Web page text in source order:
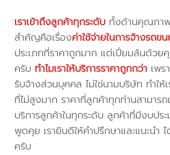
เราเข้าถึงลูกค้าทุกระดับ ทั้งด้านคุณภาพ
สำคัญคือเรื่องค่าใช้จ่ายในการจ้างรถข
ประเภทที่ราคาถูกมาก แต่เปี่ยมล้นด้วย
ครับ ทำไมเราให้บริการราคาถูกกว่า เพร
รับจ้างส่วนบุคคล ไม่ใช่นามบริษัท ทำให้
ที่ไม่สูงมาก ราคาที่ลูกค้าทุกท่านสามารถ
บริการลูกค้าในทุกระดับ ลูกค้าที่มีงบปร
พูดคุย เรายินดีให้คำปรึกษาและแนะนำ
ครับ